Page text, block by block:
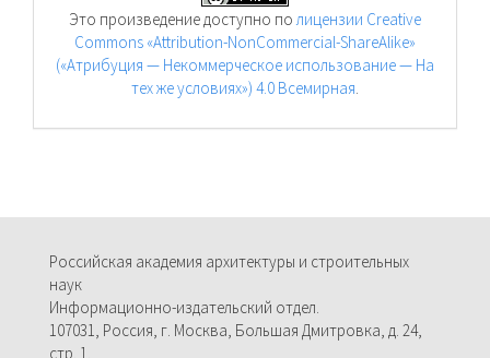
Это произведение доступно полицензии Creative
Commons «Attribution-NonCommercial-ShareAlike»
(«Атрибуция — Некоммерческое использование — На
тех же условиях») 4.0 Всемирная.
Российская академия архитектуры и строительных
наук
Информационно-издательский отдел.
107031, Россия, г. Москва, Большая Дмитровка, д. 24,
стр. 1.